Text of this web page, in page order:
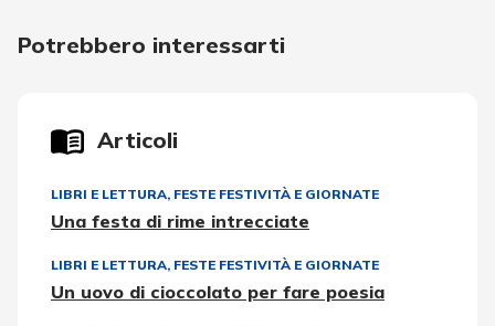
Potrebbero interessarti
Articoli
LIBRI E LETTURA, FESTE FESTIVITÀ E GIORNATE
Una festa di rime intrecciate
LIBRI E LETTURA, FESTE FESTIVITÀ E GIORNATE
Un uovo di cioccolato per fare poesia